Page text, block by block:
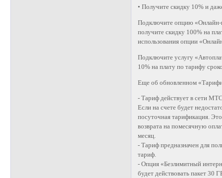
• Получите скидку 10% и
Подключите опцию «Онлайн-
получите скидку 100% на
использования опции
Подключите услугу
10% на плату по тарифу
Еще об обновленном
- Тариф действует в сети
Если на счете будет
посуточная тарификация.
возврата на помесячную
месяц.
- Тариф предназначен для
тариф.
- Опция «Безлимитный
будет действовать пакет 30